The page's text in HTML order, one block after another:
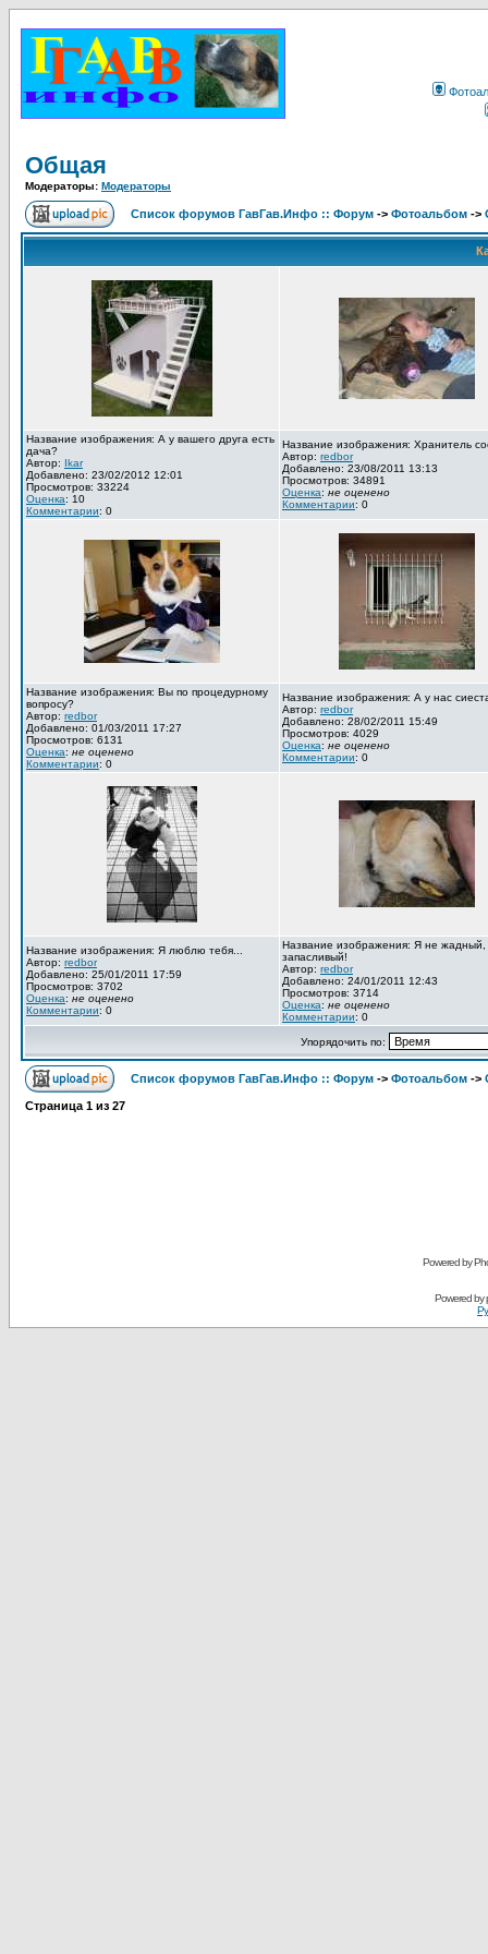
Общая
Модераторы: Модераторы
Список форумов ГавГав.Инфо :: Форум -> Фотоальбом ->
Название изображения: А у вашего друга есть
дача?
Автор: Ikar
Добавлено: 23/02/2012 12:01
Просмотров: 33224
Оценка: 10
Комментарии: 0
Название изображения: Хранитель
Автор: redbor
Добавлено: 23/08/2011 13:13
Просмотров: 34891
Оценка: не оценено
Комментарии: 0
Название изображения: Вы по процедурному
вопросу?
Автор: redbor
Добавлено: 01/03/2011 17:27
Просмотров: 6131
Оценка: не оценено
Комментарии: 0
Название изображения: А у нас
Автор: redbor
Добавлено: 28/02/2011 15:49
Просмотров: 4029
Оценка: не оценено
Комментарии: 0
Название изображения: Я люблю тебя...
Автор: redbor
Добавлено: 25/01/2011 17:59
Просмотров: 3702
Оценка: не оценено
Комментарии: 0
Название изображения: Я не жадный,
запасливый!
Автор: redbor
Добавлено: 24/01/2011 12:43
Просмотров: 3714
Оценка: не оценено
Комментарии: 0
Упорядочить по:
Список форумов ГавГав.Инфо :: Форум -> Фотоальбом ->
Страница 1 из 27
Powered by
Powered by